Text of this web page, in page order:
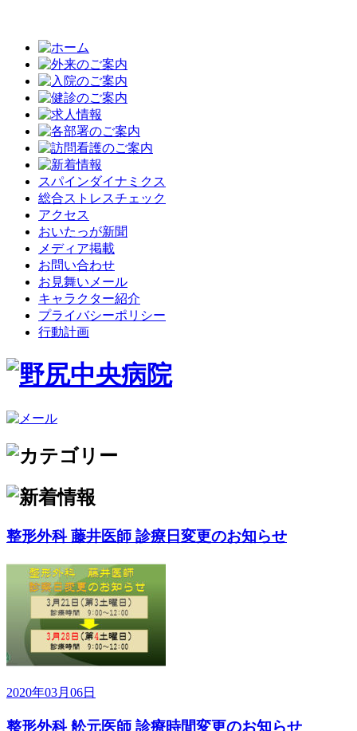
スパインダイナミクス
総合ストレスチェック
アクセス
おいたっが新聞
メディア掲載
お問い合わせ
お見舞いメール
キャラクター紹介
プライバシーポリシー
行動計画
整形外科 藤井医師 診療日変更のお知らせ
2020年03月06日
整形外科 舩元医師 診療時間変更のお知らせ